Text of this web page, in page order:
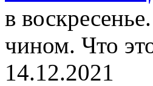
в
чином. Что
14.12.2021